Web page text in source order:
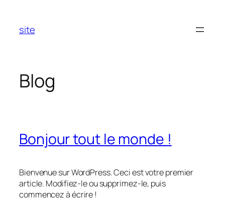
contenu
site
Blog
Bonjour tout le monde !
Bienvenue sur WordPress. Ceci est votre premier
article. Modifiez-le ou supprimez-le, puis
commencez à écrire !